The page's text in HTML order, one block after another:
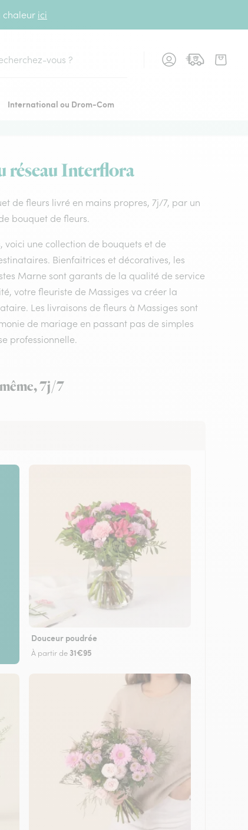
chaleur ici
International ou Drom-Com
réseau Interflora
de fleurs livré en mains propres, 7j/7, par un
bouquet de fleurs.
voici une collection de bouquets et de
Bienfaitrices et décoratives, les
Marne sont garants de la qualité de service
votre fleuriste de Massiges va créer la
Les livraisons de fleurs à Massiges sont
de mariage en passant pas de simples
professionnelle.
7j/7
Douceur poudrée
À partir de 31€95